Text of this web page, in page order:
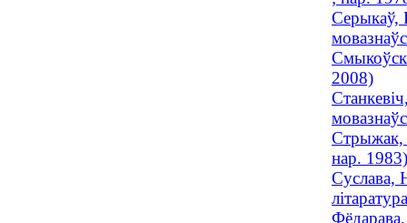
Серыкаў,
2008)
Стрыжак,
нар. 1983)
Суслава,